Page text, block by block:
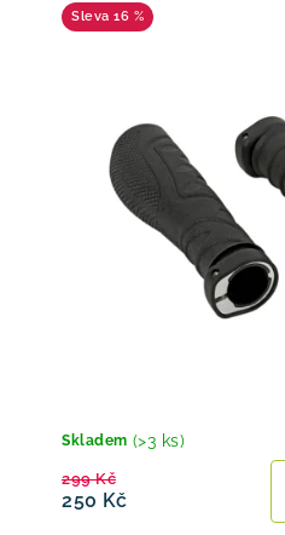
16 %
Skladem (>3 ks)
250 Kč
299 Kč